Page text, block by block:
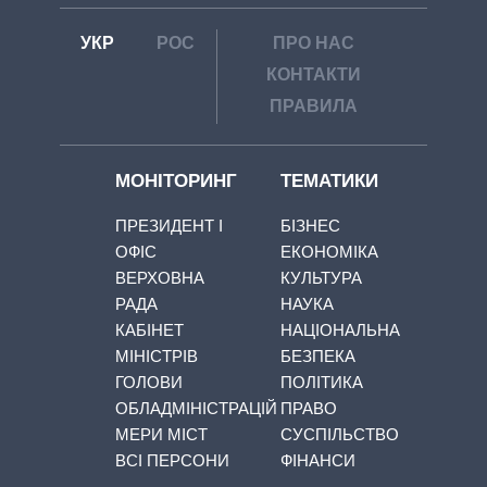
УКР РОС
ПРО НАС
КОНТАКТИ
ПРАВИЛА
МОНІТОРИНГ
ПРЕЗИДЕНТ І
ОФІС
ВЕРХОВНА
РАДА
КАБІНЕТ
МІНІСТРІВ
ГОЛОВИ
ОБЛАДМІНІСТРАЦІЙ
МЕРИ МІСТ
ВСІ ПЕРСОНИ
ТЕМАТИКИ
БІЗНЕС
ЕКОНОМІКА
КУЛЬТУРА
НАУКА
НАЦІОНАЛЬНА
БЕЗПЕКА
ПОЛІТИКА
ПРАВО
СУСПІЛЬСТВО
ФІНАНСИ